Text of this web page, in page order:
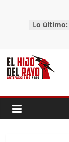
contenido
Lo último: